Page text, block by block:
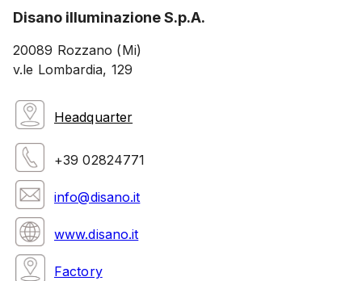
Disano illuminazione S.p.A.
20089 Rozzano (Mi)
v.le Lombardia, 129
Headquarter
+39 02824771
info@disano.it
www.disano.it
Factory